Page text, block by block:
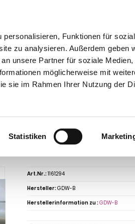
Funktionen für
zu analysieren. Außerdem geben
unsere Partner für soziale Medien,
möglicherweise mit
sie im Rahmen Ihrer Nutzung der
Statistiken
6 AHK-Finder Kasse
VW
VW-1300-1302-1303
1966- starr
Art.Nr.:1161294
Hersteller:GDW-B
Herstellerinformation zu :GDW-B